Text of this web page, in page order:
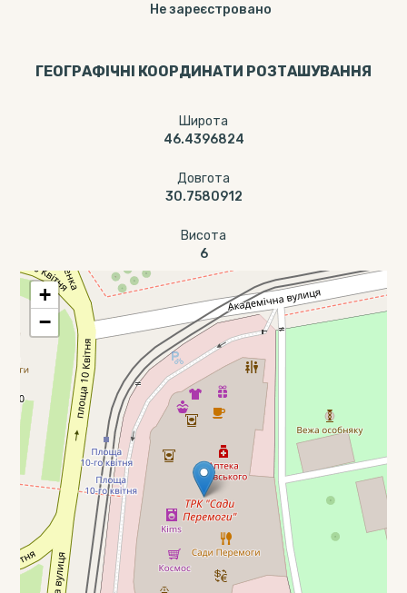
Не зареєстровано
ГЕОГРАФІЧНІ КООРДИНАТИ РОЗТАШУВАННЯ
Широта
46.4396824
Довгота
30.7580912
Висота
6
+
−